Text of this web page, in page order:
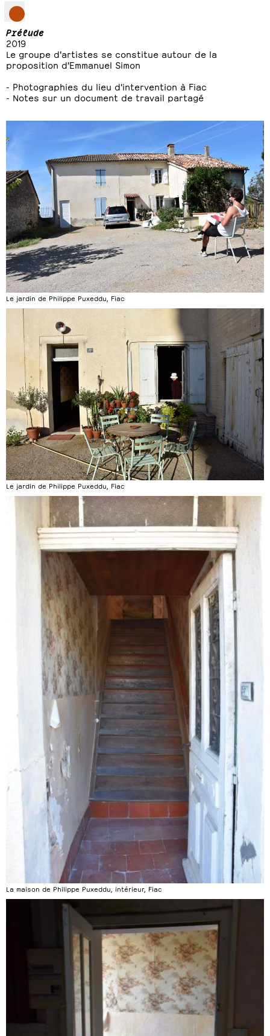
Prélude
2019
Le groupe d'artistes se constitue autour de la
proposition d'Emmanuel Simon
- Photographies du lieu d'intervention à Fiac
- Notes sur un document de travail partagé
Le jardin de Philippe Puxeddu, Fiac
Le jardin de Philippe Puxeddu, Fiac
La maison de Philippe Puxeddu, intérieur, Fiac